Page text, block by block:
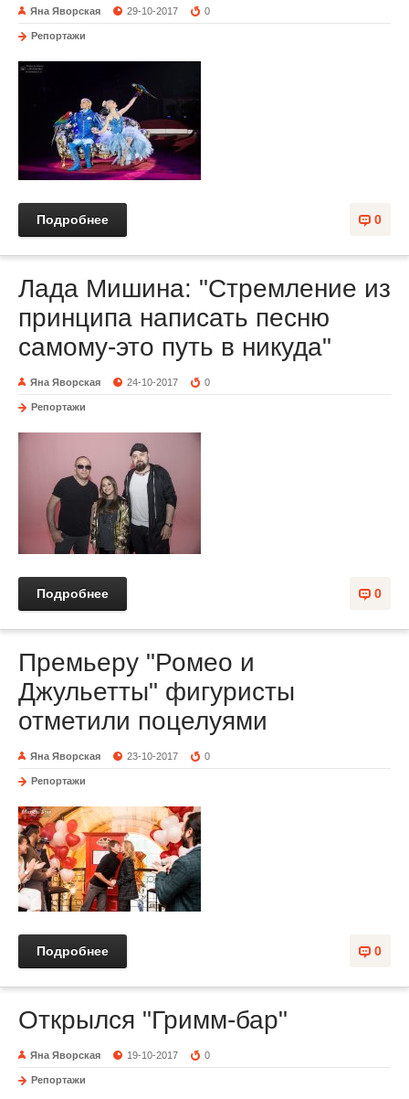
Яна Яворская 29-10-2017 0
Репортажи
0
Подробнее
Лада Мишина: "Стремление из
принципа написать песню
самому-это путь в никуда"
Яна Яворская 24-10-2017 0
Репортажи
0
Подробнее
Премьеру "Ромео и
Джульетты" фигуристы
отметили поцелуями
Яна Яворская 23-10-2017 0
Репортажи
0
Подробнее
Открылся "Гримм-бар"
Яна Яворская 19-10-2017 0
Репортажи